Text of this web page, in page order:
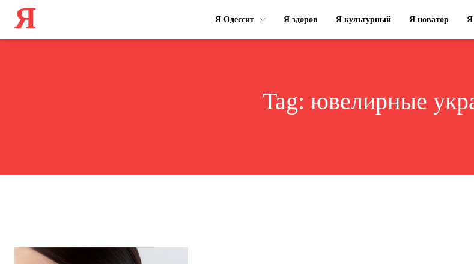
Я Я Одессит Я здоров Я культурный Я новатор Я
Tag: ювелирные